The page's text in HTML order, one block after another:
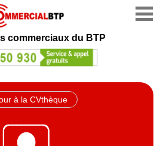
commerciaux du BTP
à la CVthèque